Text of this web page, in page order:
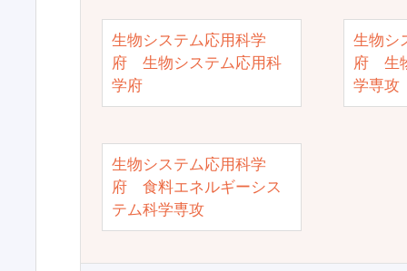
生物システム応用科学
府 生物システム応用科
学府
生物シ
府 生
学専攻
生物システム応用科学
府 食料エネルギーシス
テム科学専攻